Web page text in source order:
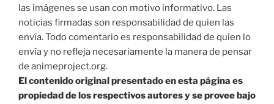
las imágenes se usan con motivo informativo. Las
noticias firmadas son responsabilidad de quien las
envía. Todo comentario es responsabilidad de quien lo
envía y no refleja necesariamente la manera de pensar
de animeproject.org.
El contenido original presentado en esta página es
propiedad de los respectivos autores y se provee bajo